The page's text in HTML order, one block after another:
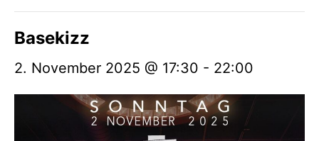
Basekizz
2. November 2025 @ 17:30 - 22:00